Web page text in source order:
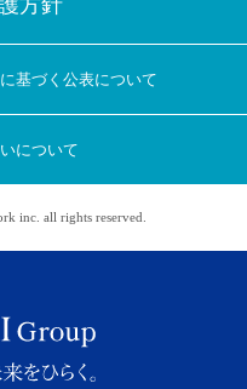
ませんか
配信中！
方針
基づく公表について
について
inc. all rights reserved.